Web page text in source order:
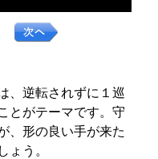
、逆転されずに１巡
とがテーマです。守
、形の良い手が来た
ょう。